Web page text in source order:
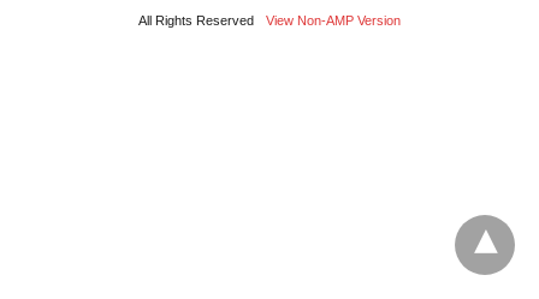
All Rights Reserved View Non-AMP Version